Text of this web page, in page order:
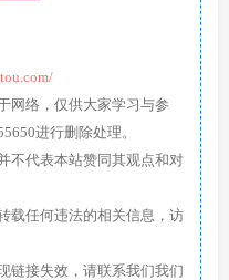
网络，仅供大家学习与参
进行删除处理。
不代表本站赞同其观点和对
载任何违法的相关信息，访
链接失效，请联系我们我们